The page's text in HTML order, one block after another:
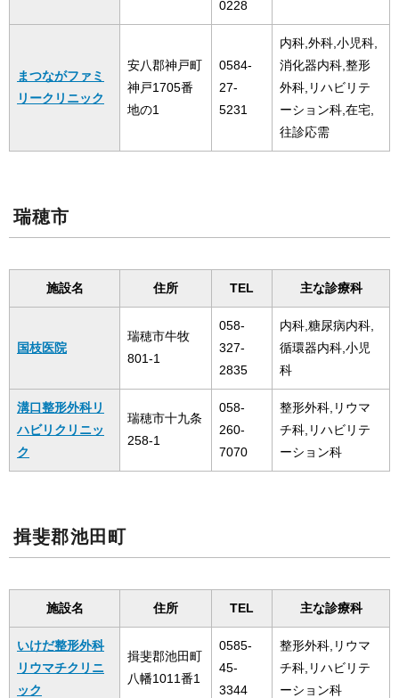
0228
まつながファミ
リークリニック
安八郡神戸町
神戸1705番
地の1
0584-
27-
5231
内科,外科,小児科,
消化器内科,整形
外科,リハビリテ
ーション科,在宅,
往診応需
瑞穂市
施設名 住所 TEL 主な診療科
国枝医院
瑞穂市牛牧
801-1
058-
327-
2835
内科,糖尿病内科,
循環器内科,小児
科
溝口整形外科リ
ハビリクリニッ
ク
瑞穂市十九条
258-1
058-
260-
7070
整形外科,リウマ
チ科,リハビリテ
ーション科
揖斐郡池田町
施設名 住所 TEL 主な診療科
いけだ整形外科
リウマチクリニ
ック
揖斐郡池田町
八幡1011番1
0585-
45-
3344
整形外科,リウマ
チ科,リハビリテ
ーション科